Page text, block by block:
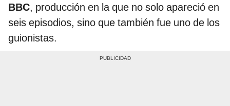
BBC, producción en la que no solo apareció en
seis episodios, sino que también fue uno de los
guionistas.